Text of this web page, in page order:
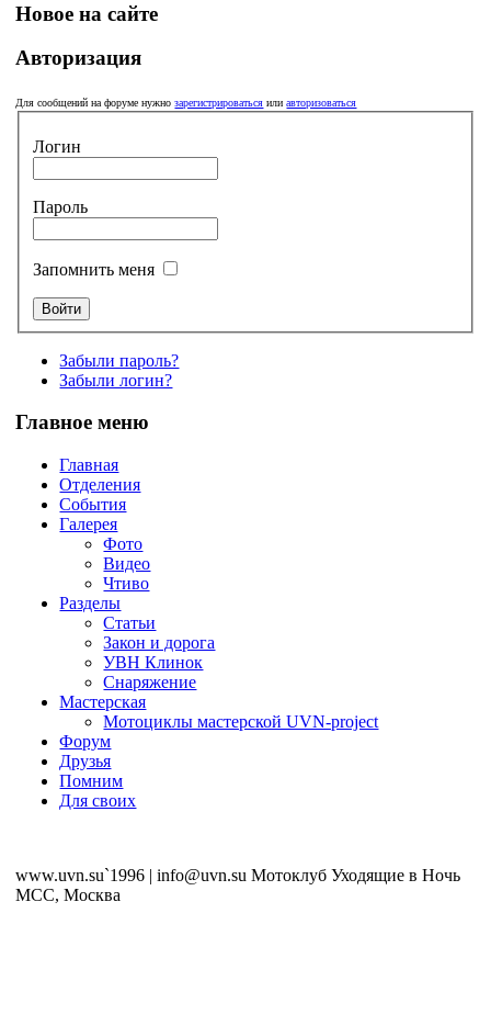
Новое на сайте
Авторизация
Для сообщений на форуме нужнозарегистрироваться илиавторизоваться
Логин
Пароль
Запомнить меня
Забыли пароль?
Забыли логин?
Главное меню
Главная
Отделения
События
Галерея
Фото
Видео
Чтиво
Разделы
Статьи
Закон и дорога
УВН Клинок
Снаряжение
Мастерская
Мотоциклы мастерской UVN-project
Форум
Друзья
Помним
Для своих
www.uvn.su`1996 | info@uvn.su Мотоклуб Уходящие в Ночь
MCC, Москва